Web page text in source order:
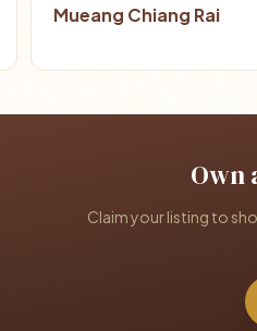
Mueang Chiang Rai
Own
Claim your listing to